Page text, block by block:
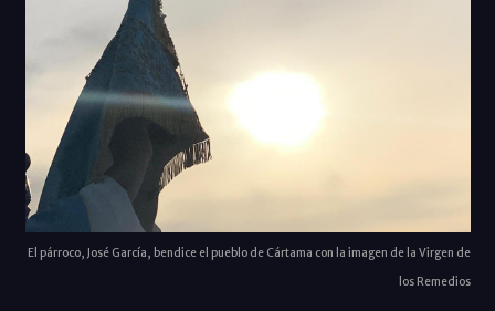
El párroco, José García, bendice el pueblo de Cártama con la imagen de la Virgen de
los Remedios